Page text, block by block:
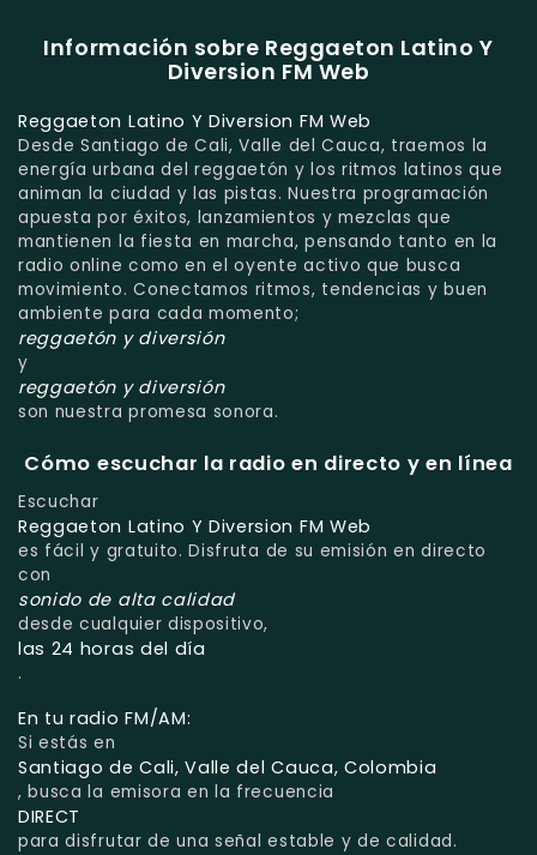
Información sobre Reggaeton Latino Y
Diversion FM Web
Reggaeton Latino Y Diversion FM Web
Desde Santiago de Cali, Valle del Cauca, traemos la
energía urbana del reggaetón y los ritmos latinos que
animan la ciudad y las pistas. Nuestra programación
apuesta por éxitos, lanzamientos y mezclas que
mantienen la fiesta en marcha, pensando tanto en la
radio online como en el oyente activo que busca
movimiento. Conectamos ritmos, tendencias y buen
ambiente para cada momento;
reggaetón y diversión
y
reggaetón y diversión
son nuestra promesa sonora.
Cómo escuchar la radio en directo y en línea
Escuchar
Reggaeton Latino Y Diversion FM Web
es fácil y gratuito. Disfruta de su emisión en directo
con
sonido de alta calidad
desde cualquier dispositivo,
las 24 horas del día
.
En tu radio FM/AM:
Si estás en
Santiago de Cali, Valle del Cauca, Colombia
, busca la emisora en la frecuencia
DIRECT
para disfrutar de una señal estable y de calidad.